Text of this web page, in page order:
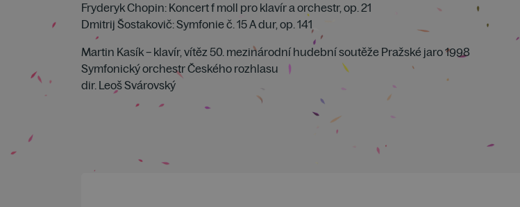
Fryderyk Chopin: Koncert f moll pro klavír a orchestr, op. 21
Dmitrij Šostakovič: Symfonie č. 15 A dur, op. 141
Martin Kasík – klavír, vítěz 50. mezinárodní hudební soutěže Pražské jaro 1998
Symfonický orchestr Českého rozhlasu
dir. Leoš Svárovský